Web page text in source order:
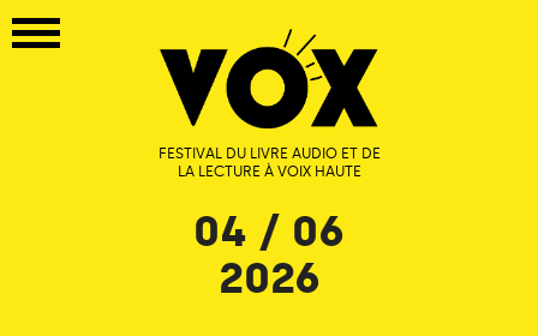
FESTIVAL DU LIVRE AUDIO ET DE
LA LECTURE À VOIX HAUTE
04 / 06
2026